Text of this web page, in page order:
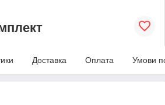
Доставка Оплата Умови